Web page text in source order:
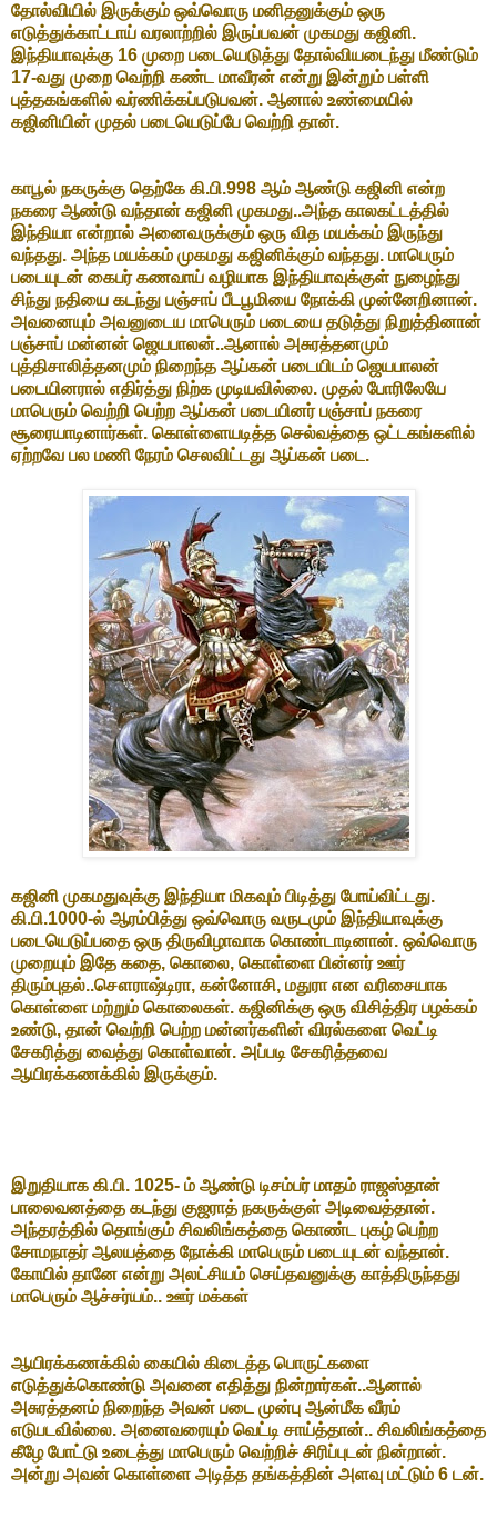
தோல்வியில் இருக்கும் ஒவ்வொரு மனிதனுக்கும் ஒரு
எடுத்துக்காட்டாய் வரலாற்றில் இருப்பவன் முகமது கஜினி.
இந்தியாவுக்கு 16 முறை படையெடுத்து தோல்வியடைந்து மீண்டும்
17-வது முறை வெற்றி கண்ட மாவீரன் என்று இன்றும் பள்ளி
புத்தகங்களில் வர்ணிக்கப்படுபவன். ஆனால் உண்மையில்
கஜினியின் முதல் படையெடுப்பே வெற்றி தான்.
காபூல் நகருக்கு தெற்கே கி.பி.998 ஆம் ஆண்டு கஜினி என்ற
நகரை ஆண்டு வந்தான் கஜினி முகமது..அந்த காலகட்டத்தில்
இந்தியா என்றால் அனைவருக்கும் ஒரு வித மயக்கம் இருந்து
வந்தது. அந்த மயக்கம் முகமது கஜினிக்கும் வந்தது. மாபெரும்
படையுடன் கைபர் கணவாய் வழியாக இந்தியாவுக்குள் நுழைந்து
சிந்து நதியை கடந்து பஞ்சாப் பீடபூமியை நோக்கி முன்னேறினான்.
அவனையும் அவனுடைய மாபெரும் படையை தடுத்து நிறுத்தினான்
பஞ்சாப் மன்னன் ஜெயபாலன்..ஆனால் அசுரத்தனமும்
புத்திசாலித்தனமும் நிறைந்த ஆப்கன் படையிடம் ஜெயபாலன்
படையினரால் எதிர்த்து நிற்க முடியவில்லை. முதல் போரிலேயே
மாபெரும் வெற்றி பெற்ற ஆப்கன் படையினர் பஞ்சாப் நகரை
சூரையாடினார்கள். கொள்ளையடித்த செல்வத்தை ஒட்டகங்களில்
ஏற்றவே பல மணி நேரம் செலவிட்டது ஆப்கன் படை.
கஜினி முகமதுவுக்கு இந்தியா மிகவும் பிடித்து போய்விட்டது.
கி.பி.1000-ல் ஆரம்பித்து ஒவ்வொரு வருடமும் இந்தியாவுக்கு
படையெடுப்பதை ஒரு திருவிழாவாக கொண்டாடினான். ஒவ்வொரு
முறையும் இதே கதை, கொலை, கொள்ளை பின்னர் ஊர்
திரும்புதல்..சௌராஷ்டிரா, கன்னோசி, மதுரா என வரிசையாக
கொள்ளை மற்றும் கொலைகள். கஜினிக்கு ஒரு விசித்திர பழக்கம்
உண்டு, தான் வெற்றி பெற்ற மன்னர்களின் விரல்களை வெட்டி
சேகரித்து வைத்து கொள்வான். அப்படி சேகரித்தவை
ஆயிரக்கணக்கில் இருக்கும்.
இறுதியாக கி.பி. 1025- ம் ஆண்டு டிசம்பர் மாதம் ராஜஸ்தான்
பாலைவனத்தை கடந்து குஜராத் நகருக்குள் அடிவைத்தான்.
அந்தரத்தில் தொங்கும் சிவலிங்கத்தை கொண்ட புகழ் பெற்ற
சோமநாதர் ஆலயத்தை நோக்கி மாபெரும் படையுடன் வந்தான்.
கோயில் தானே என்று அலட்சியம் செய்தவனுக்கு காத்திருந்தது
மாபெரும் ஆச்சர்யம்.. ஊர் மக்கள்
ஆயிரக்கணக்கில் கையில் கிடைத்த பொருட்களை
எடுத்துக்கொண்டு அவனை எதித்து நின்றார்கள்..ஆனால்
அசுரத்தனம் நிறைந்த அவன் படை முன்பு ஆன்மீக வீரம்
எடுபடவில்லை. அனைவரையும் வெட்டி சாய்த்தான்.. சிவலிங்கத்தை
கீழே போட்டு உடைத்து மாபெரும் வெற்றிச் சிரிப்புடன் நின்றான்.
அன்று அவன் கொள்ளை அடித்த தங்கத்தின் அளவு மட்டும் 6 டன்.